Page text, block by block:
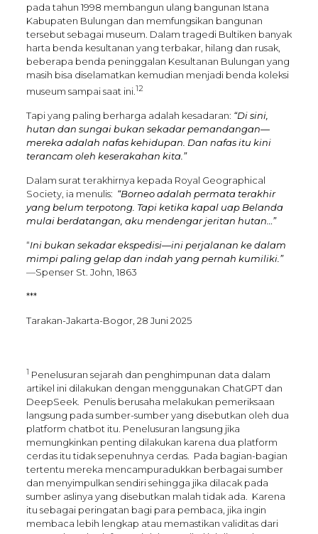
pada tahun 1998 membangun ulang bangunan Istana
Kabupaten Bulungan dan memfungsikan bangunan
tersebut sebagai museum. Dalam tragedi Bultiken banyak
harta benda kesultanan yang terbakar, hilang dan rusak,
beberapa benda peninggalan Kesultanan Bulungan yang
masih bisa diselamatkan kemudian menjadi benda koleksi
museum sampai saat ini. 12
Tapi yang paling berharga adalah kesadaran: “Di sini,
hutan dan sungai bukan sekadar pemandangan—
mereka adalah nafas kehidupan. Dan nafas itu kini
terancam oleh keserakahan kita.”
Dalam surat terakhirnya kepada Royal Geographical
Society, ia menulis: “Borneo adalah permata terakhir
yang belum terpotong. Tapi ketika kapal uap Belanda
mulai berdatangan, aku mendengar jeritan hutan…”
“Ini bukan sekadar ekspedisi—ini perjalanan ke dalam
mimpi paling gelap dan indah yang pernah kumiliki.”
—Spenser St. John, 1863
***
Tarakan-Jakarta-Bogor, 28 Juni 2025
1 Penelusuran sejarah dan penghimpunan data dalam
artikel ini dilakukan dengan menggunakan ChatGPT dan
DeepSeek. Penulis berusaha melakukan pemeriksaan
langsung pada sumber-sumber yang disebutkan oleh dua
platform chatbot itu. Penelusuran langsung jika
memungkinkan penting dilakukan karena dua platform
cerdas itu tidak sepenuhnya cerdas. Pada bagian-bagian
tertentu mereka mencampuradukkan berbagai sumber
dan menyimpulkan sendiri sehingga jika dilacak pada
sumber aslinya yang disebutkan malah tidak ada. Karena
itu sebagai peringatan bagi para pembaca, jika ingin
membaca lebih lengkap atau memastikan validitas dari